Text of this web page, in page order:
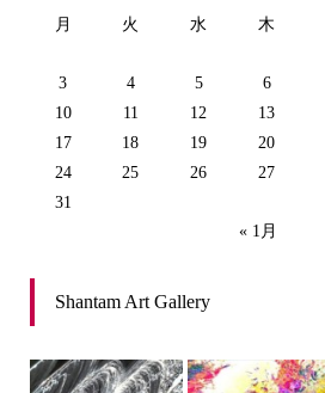
月 火 水 木
3
4 5 6
10
11 12 13
17
18 19 20
24
25 26 27
31
« 1月
Shantam Art Gallery